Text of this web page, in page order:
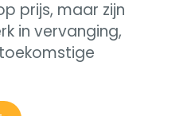
prijs, maar zijn
in vervanging,